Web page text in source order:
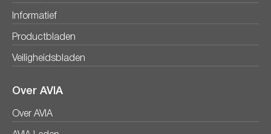
Informatief
Productbladen
Veiligheidsbladen
Over AVIA
Over AVIA